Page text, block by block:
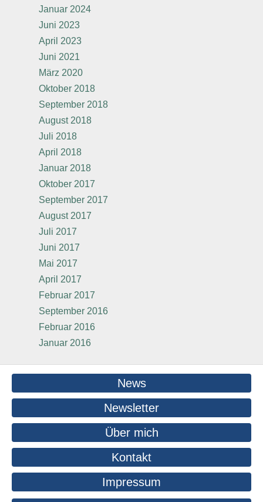
Januar 2024
Juni 2023
April 2023
Juni 2021
März 2020
Oktober 2018
September 2018
August 2018
Juli 2018
April 2018
Januar 2018
Oktober 2017
September 2017
August 2017
Juli 2017
Juni 2017
Mai 2017
April 2017
Februar 2017
September 2016
Februar 2016
Januar 2016
News
Newsletter
Über mich
Kontakt
Impressum